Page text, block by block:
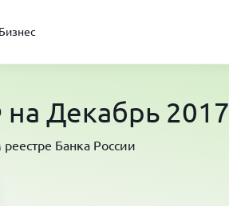
Бизнес
Декабрь 2017
Банка России